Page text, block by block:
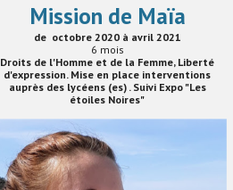
Mission de Maïa
de octobre 2020 à avril 2021
6 mois
Droits de l'Homme et de la Femme, Liberté
d'expression. Mise en place interventions
auprès des lycéens (es) . Suivi Expo "Les
étoiles Noires"